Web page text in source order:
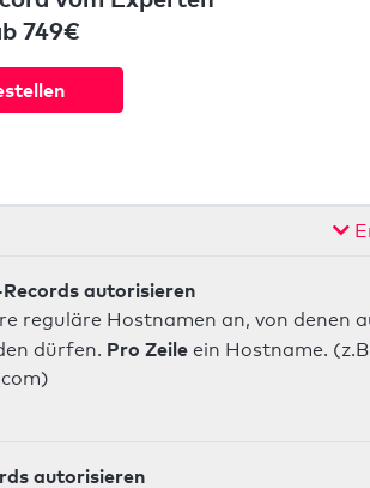
749€
autorisieren
reguläre Hostnamen an, von denen
dürfen. Pro Zeile ein Hostname.
autorisieren